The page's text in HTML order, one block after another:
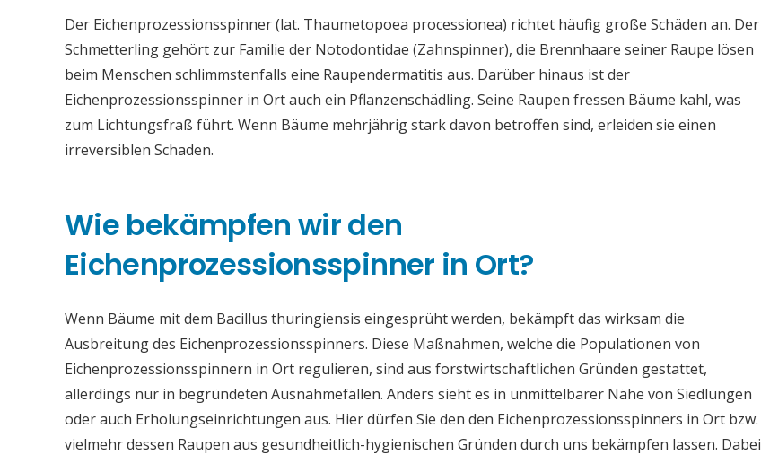
Der Eichenprozessionsspinner (lat. Thaumetopoea processionea) richtet häufig große Schäden an. Der
Schmetterling gehört zur Familie der Notodontidae (Zahnspinner), die Brennhaare seiner Raupe lösen
beim Menschen schlimmstenfalls eine Raupendermatitis aus. Darüber hinaus ist der
Eichenprozessionsspinner in Ort auch ein Pflanzenschädling. Seine Raupen fressen Bäume kahl, was
zum Lichtungsfraß führt. Wenn Bäume mehrjährig stark davon betroffen sind, erleiden sie einen
irreversiblen Schaden.
Wie bekämpfen wir den
Eichenprozessionsspinner in Ort?
Wenn Bäume mit dem Bacillus thuringiensis eingesprüht werden, bekämpft das wirksam die
Ausbreitung des Eichenprozessionsspinners. Diese Maßnahmen, welche die Populationen von
Eichenprozessionsspinnern in Ort regulieren, sind aus forstwirtschaftlichen Gründen gestattet,
allerdings nur in begründeten Ausnahmefällen. Anders sieht es in unmittelbarer Nähe von Siedlungen
oder auch Erholungseinrichtungen aus. Hier dürfen Sie den den Eichenprozessionsspinners in Ort bzw.
vielmehr dessen Raupen aus gesundheitlich-hygienischen Gründen durch uns bekämpfen lassen. Dabei